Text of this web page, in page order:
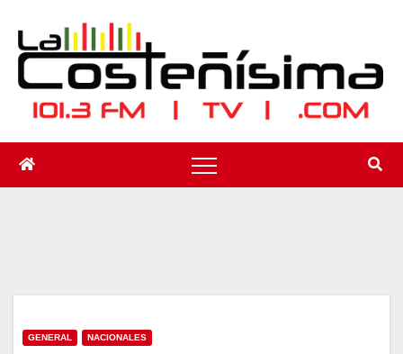
contenido
GENERAL NACIONALES